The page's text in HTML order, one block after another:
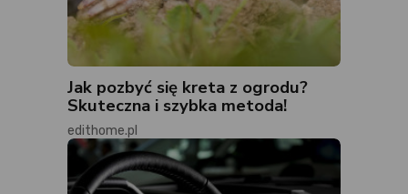
Jak pozbyć się kreta z ogrodu?
Skuteczna i szybka metoda!
edithome.pl